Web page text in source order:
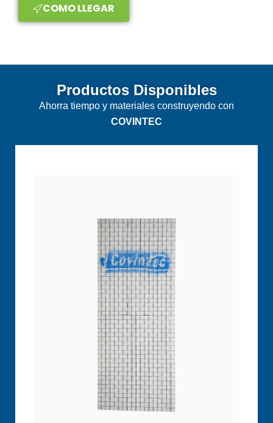
COMO LLEGAR
Productos Disponibles
Ahorra tiempo y materiales construyendo con
COVINTEC